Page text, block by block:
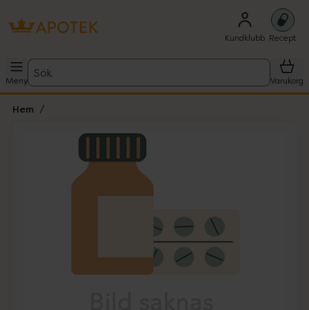
Kundklubb Recept
Meny
Sök
Varukorg
Hem
Lista: . Innehåller 1 objekt.